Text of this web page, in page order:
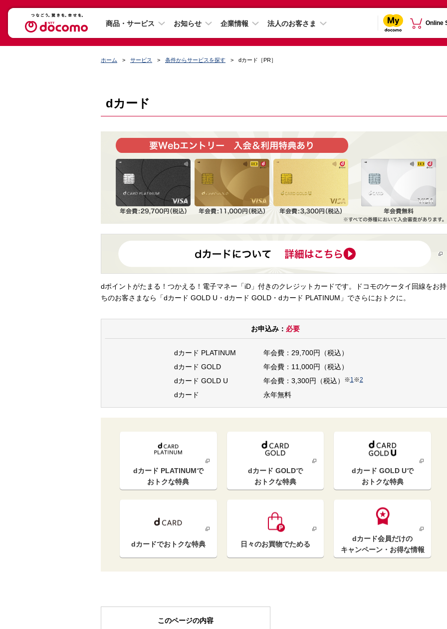
商品・サービス お知らせ 企業情報 法人のお客さま Online
ホーム サービス 条件からサービスを探す dカード［PR］
dカード
dポイントがたまる！つかえる！電子マネー「iD」付きのクレジットカードです。ドコモのケータイ回線をお持
ちのお客さまなら「dカード GOLD U・dカード GOLD・dカード PLATINUM」でさらにおトクに。
お申込み： 必要
dカード PLATINUM
年会費：29,700円（税込）
dカード GOLD
年会費：11,000円（税込）
dカード GOLD U
年会費：3,300円（税込） ※1※2
dカード 永年無料
dカード PLATINUMで
おトクな特典
dカード GOLDで
おトクな特典
dカード GOLD Uで
おトクな特典
dカードでおトクな特典 日々のお買物でためる
dカード会員だけの
キャンペーン・お得な情報
このページの内容